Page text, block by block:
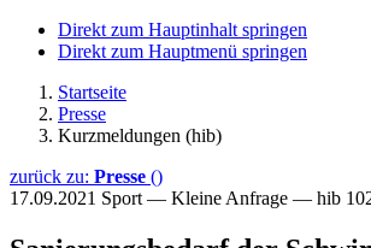
Direkt zum Hauptinhalt springen
Direkt zum Hauptmenü springen
Startseite
Presse
Kurzmeldungen (hib)
zurück zu: Presse ()
17.09.2021 Sport — Kleine Anfrage — hib